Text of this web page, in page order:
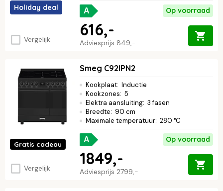
Holiday deal
Vergelijk
A Op voorraad
Adviesprijs 849,-
616,-
Gratis cadeau
Vergelijk
Smeg C92IPN2
Kookplaat: Inductie
Kookzones: 5
Elektra aansluiting: 3 fasen
Breedte: 90 cm
Maximale temperatuur: 280 °C
A Op voorraad
Adviesprijs 2799,-
1849,-